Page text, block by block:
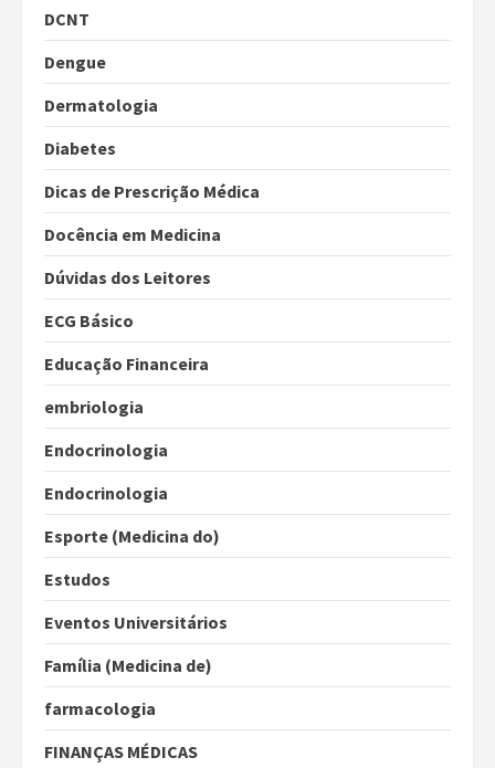
DCNT
Dengue
Dermatologia
Diabetes
Dicas de Prescrição Médica
Docência em Medicina
Dúvidas dos Leitores
ECG Básico
Educação Financeira
embriologia
Endocrinologia
Endocrinologia
Esporte (Medicina do)
Estudos
Eventos Universitários
Família (Medicina de)
farmacologia
FINANÇAS MÉDICAS